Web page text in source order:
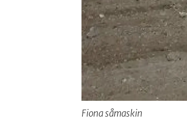
Fiona såmaskin